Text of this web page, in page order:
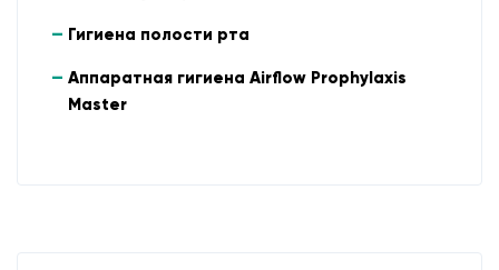
Гигиена полости рта
Аппаратная гигиена Airflow Prophylaxis
Master